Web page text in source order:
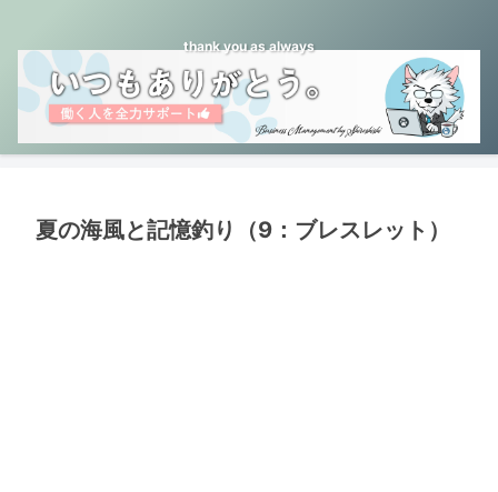
thank you as always
夏の海風と記憶釣り（9：ブレスレット）